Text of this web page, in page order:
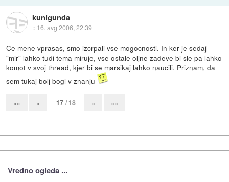
kunigunda
:: 16. avg 2006, 22:39
Ce mene vprasas, smo izcrpali vse mogocnosti. In ker je sedaj
"mir" lahko tudi tema miruje, vse ostale oljne zadeve bi sle pa lahko
komot v svoj thread, kjer bi se marsikaj lahko naucili. Priznam, da
sem tukaj bolj bogi v znanju
«« « 17 / 18 » »»
Vredno ogleda ...